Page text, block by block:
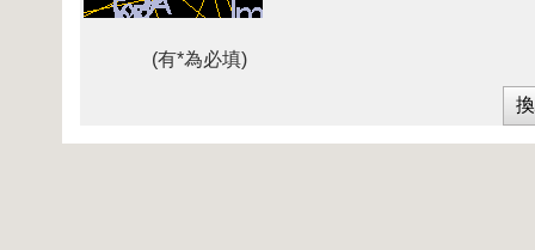
(有*為必填)